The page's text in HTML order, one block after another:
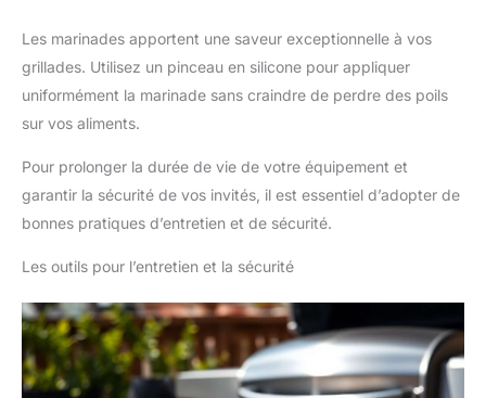
Les marinades apportent une saveur exceptionnelle à vos
grillades. Utilisez un pinceau en silicone pour appliquer
uniformément la marinade sans craindre de perdre des poils
sur vos aliments.
Pour prolonger la durée de vie de votre équipement et
garantir la sécurité de vos invités, il est essentiel d’adopter de
bonnes pratiques d’entretien et de sécurité.
Les outils pour l’entretien et la sécurité